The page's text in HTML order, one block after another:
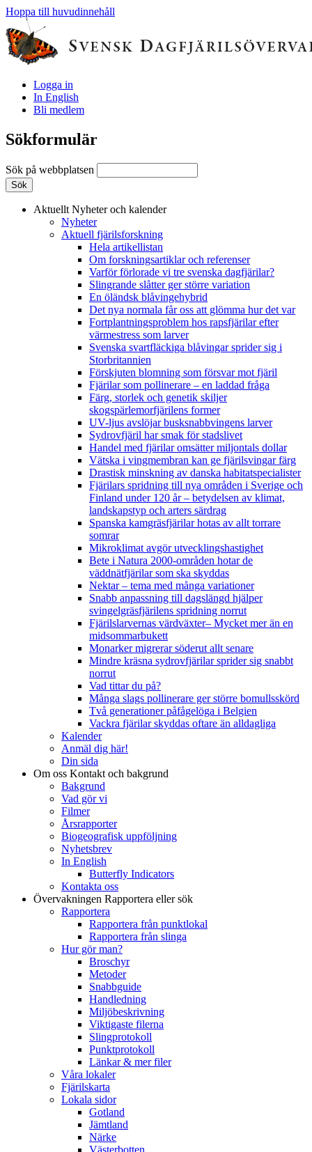
Hoppa till huvudinnehåll
Logga in
In English
Bli medlem
Sökformulär
Sök på webbplatsen
Aktuellt Nyheter och kalender
Nyheter
Aktuell fjärilsforskning
Hela artikellistan
Om forskningsartiklar och referenser
Varför förlorade vi tre svenska dagfjärilar?
Slingrande slåtter ger större variation
En öländsk blåvingehybrid
Det nya normala får oss att glömma hur det var
Fortplantningsproblem hos rapsfjärilar efter
värmestress som larver
Svenska svartfläckiga blåvingar sprider sig i
Storbritannien
Förskjuten blomning som försvar mot fjäril
Fjärilar som pollinerare – en laddad fråga
Färg, storlek och genetik skiljer
skogspärlemorfjärilens former
UV-ljus avslöjar busksnabbvingens larver
Sydrovfjäril har smak för stadslivet
Handel med fjärilar omsätter miljontals dollar
Vätska i vingmembran kan ge fjärilsvingar färg
Drastisk minskning av danska habitatspecialister
Fjärilars spridning till nya områden i Sverige och
Finland under 120 år– betydelsen av klimat,
landskapstyp och arters särdrag
Spanska kamgräsfjärilar hotas av allt torrare
somrar
Mikroklimat avgör utvecklingshastighet
Bete i Natura 2000-områden hotar de
väddnätfjärilar som ska skyddas
Nektar – tema med många variationer
Snabb anpassning till dagslängd hjälper
svingelgräsfjärilens spridning norrut
Fjärilslarvernas värdväxter– Mycket mer än en
midsommarbukett
Monarker migrerar söderut allt senare
Mindre kräsna sydrovfjärilar sprider sig snabbt
norrut
Vad tittar du på?
Många slags pollinerare ger större bomullsskörd
Två generationer påfågelöga i Belgien
Vackra fjärilar skyddas oftare än alldagliga
Kalender
Anmäl dig här!
Din sida
Om oss Kontakt och bakgrund
Bakgrund
Vad gör vi
Filmer
Årsrapporter
Biogeografisk uppföljning
Nyhetsbrev
In English
Butterfly Indicators
Kontakta oss
Övervakningen Rapportera eller sök
Rapportera
Rapportera från punktlokal
Rapportera från slinga
Hur gör man?
Broschyr
Metoder
Snabbguide
Handledning
Miljöbeskrivning
Viktigaste filerna
Slingprotokoll
Punktprotokoll
Länkar & mer filer
Våra lokaler
Fjärilskarta
Lokala sidor
Gotland
Jämtland
Närke
Västerbotten